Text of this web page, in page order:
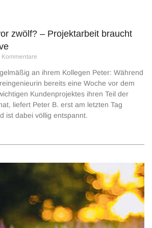
zwölf? – Projektarbeit braucht
Kommentare
an ihrem Kollegen Peter: Während
bereits eine Woche vor dem
Kundenprojektes ihren Teil der
liefert Peter B. erst am letzten Tag
ist dabei völlig entspannt.